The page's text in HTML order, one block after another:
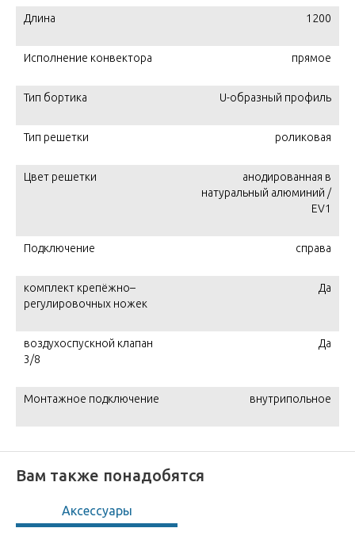
Длина 1200
Исполнение конвектора прямое
Тип бортика U-образный профиль
Тип решетки роликовая
Цвет решетки
анодированная в
натуральный алюминий /
EV1
Подключение справа
комплект крепёжно–
регулировочных ножек
Да
воздухоспускной клапан
3/8
Да
Монтажное подключение внутрипольное
Вам также понадобятся
Аксессуары